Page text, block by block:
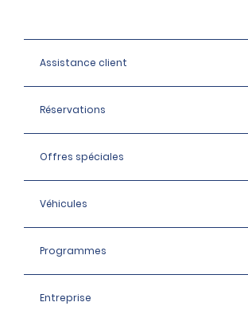
Assistance client
Réservations
Offres spéciales
Véhicules
Programmes
Entreprise